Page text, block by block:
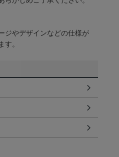
ジやデザインなどの仕様が
す。